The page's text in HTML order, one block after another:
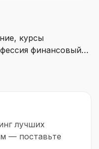
курсы
финансовый
и приумножать
широкому выбору
лучших
— поставьте